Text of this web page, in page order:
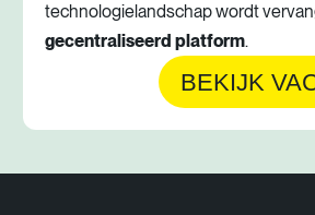
technologielandschap wordt
gecentraliseerd platform.
BEKIJK